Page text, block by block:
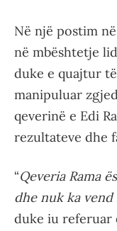
Në një postim
në mbështetje
duke e quajtur
manipuluar
qeverinë e Edi
rezultateve dhe
“Qeveria Rama
dhe nuk ka vend
duke iu referuar